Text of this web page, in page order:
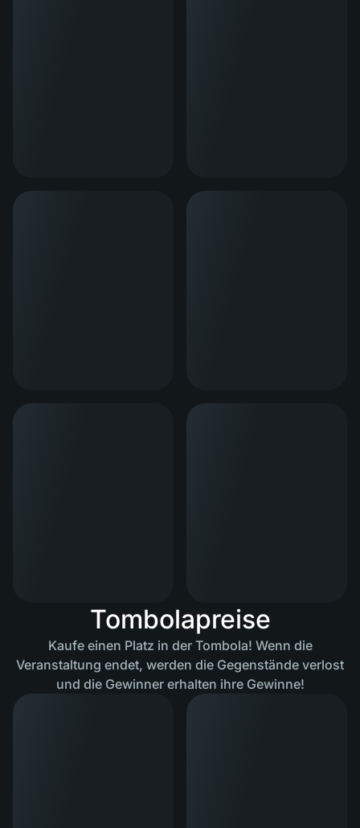
Tombolapreise
Kaufe einen Platz in der Tombola! Wenn die
Veranstaltung endet, werden die Gegenstände verlost
und die Gewinner erhalten ihre Gewinne!